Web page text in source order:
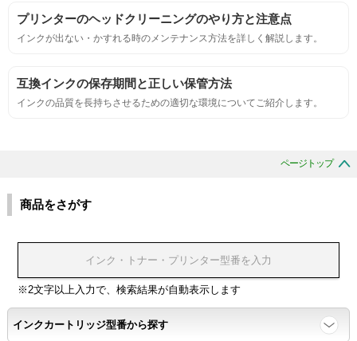
互換性
色同士のにじみがないこと。
浸透性
浸透性テスト用のサンプルを印刷する。
任意の色を背景として使用し、
プリンターのヘッドクリーニングのやり方と注意点
インクが出ない・かすれる時のメンテナンス方法を詳しく解説します。
互換インクの保存期間と正しい保管方法
インクの品質を長持ちさせるための適切な環境についてご紹介します。
ページトップ
商品をさがす
※2文字以上入力で、検索結果が自動表示します
インクカートリッジ型番から探す